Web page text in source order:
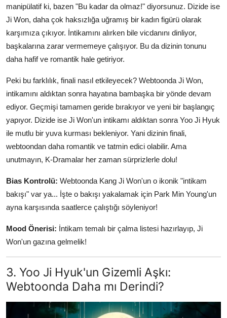
manipülatif ki, bazen "Bu kadar da olmaz!" diyorsunuz. Dizide ise
Ji Won, daha çok haksızlığa uğramış bir kadın figürü olarak
karşımıza çıkıyor. İntikamını alırken bile vicdanını dinliyor,
başkalarına zarar vermemeye çalışıyor. Bu da dizinin tonunu
daha hafif ve romantik hale getiriyor.
Peki bu farklılık, finali nasıl etkileyecek? Webtoonda Ji Won,
intikamını aldıktan sonra hayatına bambaşka bir yönde devam
ediyor. Geçmişi tamamen geride bırakıyor ve yeni bir başlangıç
yapıyor. Dizide ise Ji Won'un intikamı aldıktan sonra Yoo Ji Hyuk
ile mutlu bir yuva kurması bekleniyor. Yani dizinin finali,
webtoondan daha romantik ve tatmin edici olabilir. Ama
unutmayın, K-Dramalar her zaman sürprizlerle dolu!
Bias Kontrolü: Webtoonda Kang Ji Won'un o ikonik "intikam
bakışı" var ya... İşte o bakışı yakalamak için Park Min Young'un
ayna karşısında saatlerce çalıştığı söyleniyor!
Mood Önerisi: İntikam temalı bir çalma listesi hazırlayıp, Ji
Won'un gazına gelmelik!
3. Yoo Ji Hyuk'un Gizemli Aşkı:
Webtoonda Daha mı Derindi?